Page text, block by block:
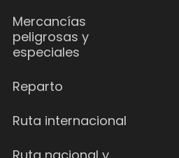
Mercancías
peligrosas y
especiales
Reparto
Ruta internacional